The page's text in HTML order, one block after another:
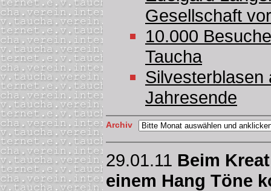
Gesellschaft vor
10.000
Taucha
Silvesterblasen
Jahresende
Archiv
29.01.11 Beim
einem Hang Töne